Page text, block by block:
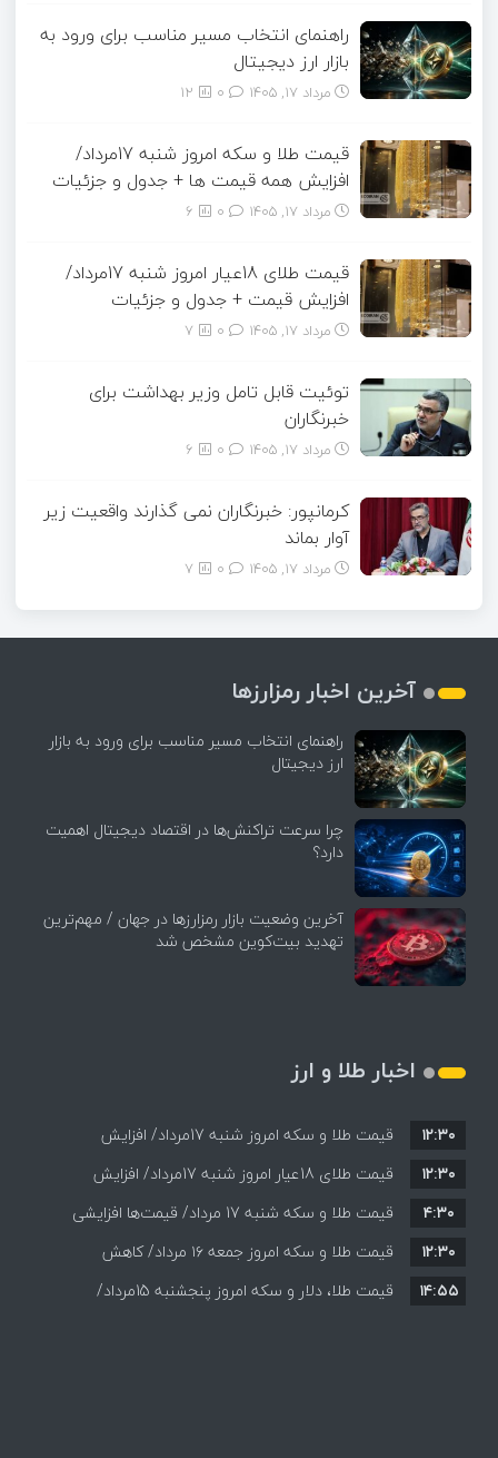
راهنمای انتخاب مسیر مناسب برای ورود به
بازار ارز دیجیتال
مرداد ۱۷, ۱۴۰۵ 12
قیمت طلا و سکه امروز شنبه 17مرداد/
افزایش همه قیمت ها + جدول و جزئیات
مرداد ۱۷, ۱۴۰۵ 6
قیمت طلای 18عیار امروز شنبه 17مرداد/
افزایش قیمت + جدول و جزئیات
مرداد ۱۷, ۱۴۰۵ 7
توئیت قابل تامل وزیر بهداشت برای
خبرنگاران
مرداد ۱۷, ۱۴۰۵ 6
کرمانپور: خبرنگاران نمی گذارند واقعیت زیر
آوار بماند
مرداد ۱۷, ۱۴۰۵ 7
آخرین اخبار رمزارزها
راهنمای انتخاب مسیر مناسب برای ورود به بازار
ارز دیجیتال
چرا سرعت تراکنش‌ها در اقتصاد دیجیتال اهمیت
دارد؟
آخرین وضعیت بازار رمزارزها در جهان / مهم‌ترین
تهدید بیت‌کوین مشخص شد
اخبار طلا و ارز
قیمت طلا و سکه امروز شنبه 17مرداد/ افزایش
همه قیمت ها + جدول و جزئیات
۱۲:۳۰
قیمت طلای 18عیار امروز شنبه 17مرداد/ افزایش
قیمت + جدول و جزئیات
۱۲:۳۰
قیمت طلا و سکه شنبه 17 مرداد/ قیمت‌ها افزایشی
۴:۳۰
قیمت طلا و سکه امروز جمعه ۱۶ مرداد/ کاهش
قیمت ها+ جدول و جزییات
۱۲:۳۰
قیمت طلا، دلار و سکه امروز پنجشنبه 15مرداد/
۱۴:۵۵